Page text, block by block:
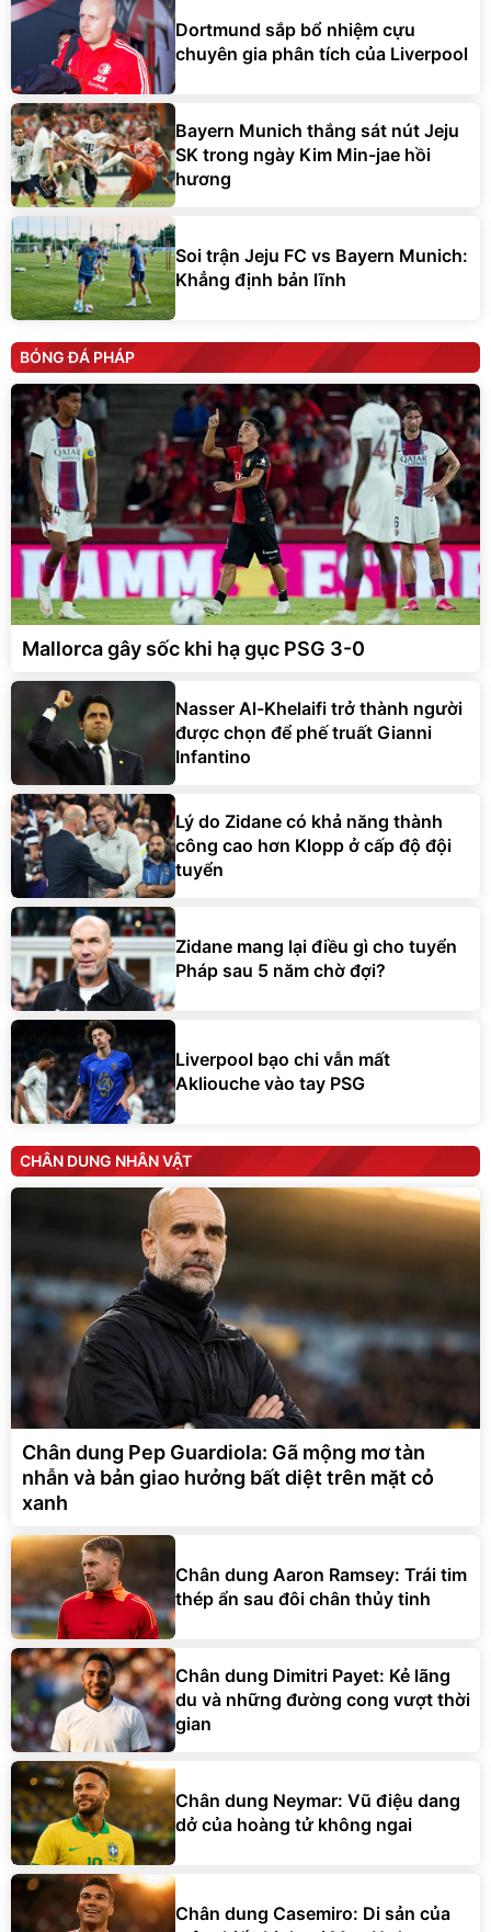
Dortmund sắp bổ nhiệm cựu
chuyên gia phân tích của Liverpool
Bayern Munich thắng sát nút Jeju
SK trong ngày Kim Min-jae hồi
hương
Soi trận Jeju FC vs Bayern Munich:
Khẳng định bản lĩnh
BÓNG ĐÁ PHÁP
Mallorca gây sốc khi hạ gục PSG 3-0
Nasser Al-Khelaifi trở thành người
được chọn để phế truất Gianni
Infantino
Lý do Zidane có khả năng thành
công cao hơn Klopp ở cấp độ đội
tuyển
Zidane mang lại điều gì cho tuyển
Pháp sau 5 năm chờ đợi?
Liverpool bạo chi vẫn mất
Akliouche vào tay PSG
CHÂN DUNG NHÂN VẬT
Chân dung Pep Guardiola: Gã mộng mơ tàn
nhẫn và bản giao hưởng bất diệt trên mặt cỏ
xanh
Chân dung Aaron Ramsey: Trái tim
thép ẩn sau đôi chân thủy tinh
Chân dung Dimitri Payet: Kẻ lãng
du và những đường cong vượt thời
gian
Chân dung Neymar: Vũ điệu dang
dở của hoàng tử không ngai
Chân dung Casemiro: Di sản của